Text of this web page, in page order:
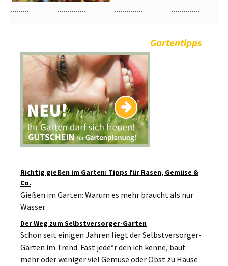
Gartentipps
Richtig gießen im Garten: Tipps für Rasen, Gemüse &
Co.
Gießen im Garten: Warum es mehr braucht als nur
Wasser
Der Weg zum Selbstversorger-Garten
Schon seit einigen Jahren liegt der Selbstversorger-
Garten im Trend. Fast jede*r den ich kenne, baut
mehr oder weniger viel Gemüse oder Obst zu Hause